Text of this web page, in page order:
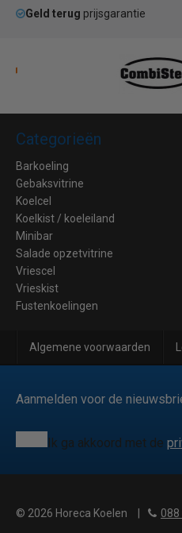
Geld terug prijsgarantie
Categorieën
Barkoeling
Gebaksvitrine
Koelcel
Koelkist / koeleiland
Minibar
Salade opzetvitrine
Vriescel
Vrieskist
Fustenkoelingen
Algemene voorwaarden
Aanmelden voor de
Ik ga akkoord met de
© 2026 Horeca Koelen 088